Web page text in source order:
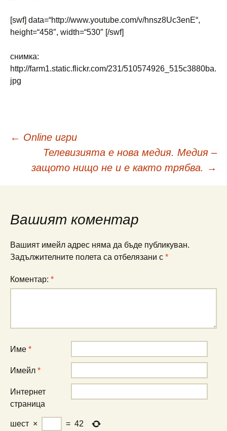
[swf] data=“http://www.youtube.com/v/hnsz8Uc3enE“,
height=“458″, width=“530″ [/swf]
снимка:
http://farm1.static.flickr.com/231/510574926_515c3880ba.
jpg
Навигация
в
публикациите
← Online игри
Телевизията е нова медия. Медия –
защото нищо не и е както трябва. →
Вашият коментар
Вашият имейл адрес няма да бъде публикуван.
Задължителните полета са отбелязани с *
Коментар: *
Име *
Имейл *
Интернет
страница
шест × = 42